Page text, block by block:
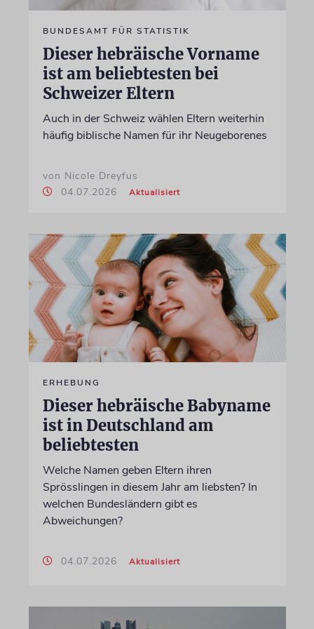
BUNDESAMT FÜR STATISTIK
Dieser hebräische Vorname
ist am beliebtesten bei
Schweizer Eltern
Auch in der Schweiz wählen Eltern weiterhin
häufig biblische Namen für ihr Neugeborenes
von Nicole Dreyfus
04.07.2026
Aktualisiert
ERHEBUNG
Dieser hebräische Babyname
ist in Deutschland am
beliebtesten
Welche Namen geben Eltern ihren
Sprösslingen in diesem Jahr am liebsten? In
welchen Bundesländern gibt es
Abweichungen?
04.07.2026 Aktualisiert